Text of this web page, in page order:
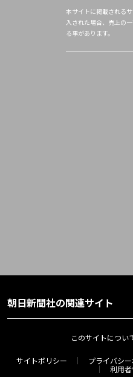
本サイトに掲載される
入された場合、売上の
る事があります。
朝日新聞社の関連サイト
このサイトについ
サイトポリシー プライバシ
利用